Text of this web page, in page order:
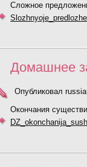
Сложное
Домашнее
Опубликовал
Окончания